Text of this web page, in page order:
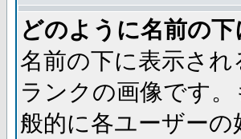
どのように名前の
名前の下に表示さ
ランクの画像です
般的に各ユーザー